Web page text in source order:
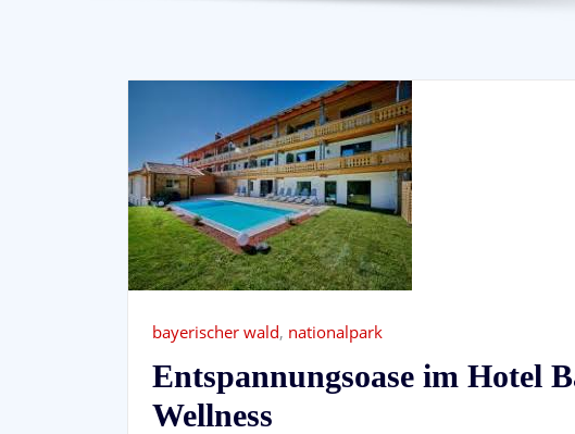
bayerischer wald, nationalpark
Entspannungsoase im Hotel
Wellness